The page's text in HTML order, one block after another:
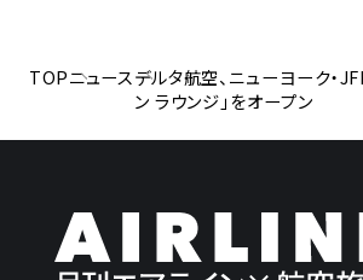
TOPニュースデルタ航空、ニューヨーク・
ン ラウンジ」をオープン